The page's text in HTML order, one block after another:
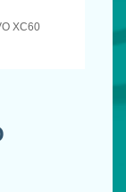
XC60